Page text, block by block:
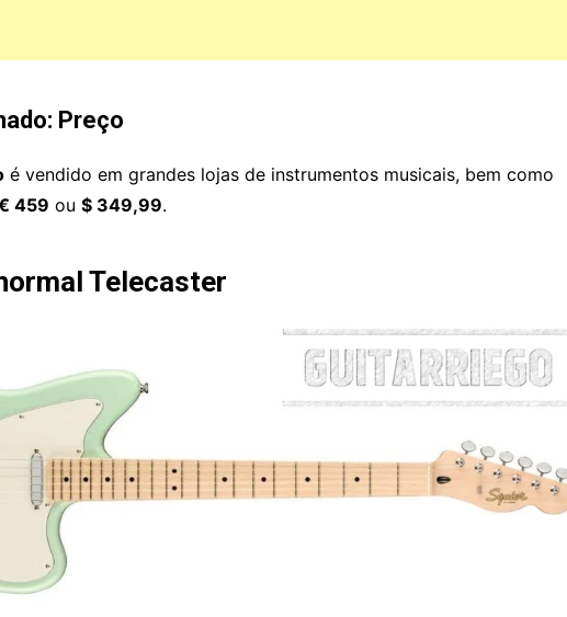
Preço
é vendido em grandes lojas de instrumentos musicais, bem como
459 ou $ 349,99.
Telecaster